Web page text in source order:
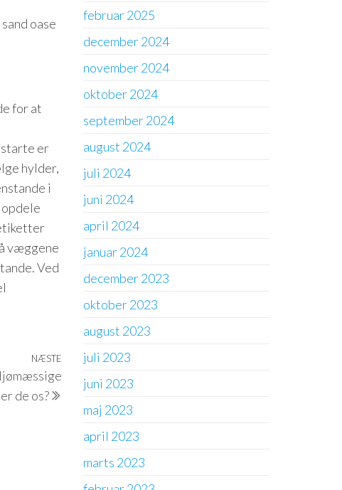
oase
for at
er
hylder,
i
opdele
væggene
Ved
Næste
indlæg
NÆSTE
de os?
februar 2025
december 2024
november 2024
oktober 2024
september 2024
august 2024
juli 2024
juni 2024
april 2024
januar 2024
december 2023
oktober 2023
august 2023
juli 2023
juni 2023
maj 2023
april 2023
marts 2023